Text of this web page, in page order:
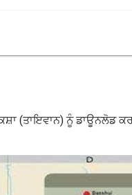
(ਤਾਇਵਾਨ) ਨੂੰ ਡਾਊਨਲੋਡ